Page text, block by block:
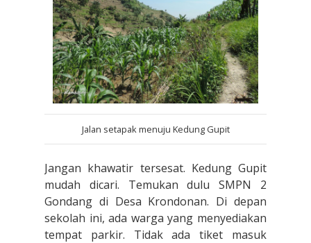
Jalan setapak menuju Kedung Gupit
Jangan khawatir tersesat. Kedung Gupit
mudah dicari. Temukan dulu SMPN 2
Gondang di Desa Krondonan. Di depan
sekolah ini, ada warga yang menyediakan
tempat parkir. Tidak ada tiket masuk